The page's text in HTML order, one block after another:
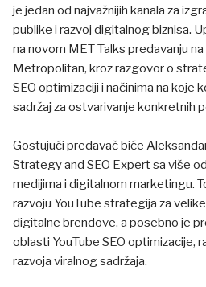
je jedan od najvažnijih kanala za
publike i razvoj digitalnog biznisa.
na novom MET Talks predavanju
Metropolitan, kroz razgovor o
SEO optimizaciji i načinima na koje
sadržaj za ostvarivanje konkretnih
Gostujući predavač biće
Strategy and SEO Expert sa više
medijima i digitalnom marketingu.
razvoju YouTube strategija za
digitalne brendove, a posebno je
oblasti YouTube SEO optimizacije,
razvoja viralnog sadržaja.